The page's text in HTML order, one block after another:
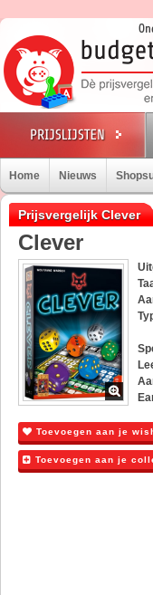
Home Nieuws
Prijsvergelijk Clever
Clever
Toevoegen aan je
Toevoegen aan je